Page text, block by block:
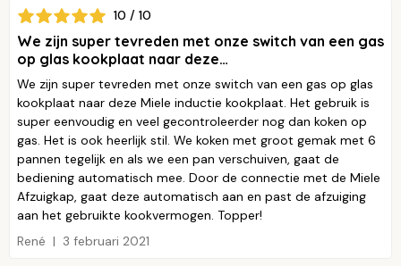
10 / 10
We zijn super tevreden met onze switch van een gas
op glas kookplaat naar deze…
We zijn super tevreden met onze switch van een gas op glas
kookplaat naar deze Miele inductie kookplaat. Het gebruik is
super eenvoudig en veel gecontroleerder nog dan koken op
gas. Het is ook heerlijk stil. We koken met groot gemak met 6
pannen tegelijk en als we een pan verschuiven, gaat de
bediening automatisch mee. Door de connectie met de Miele
Afzuigkap, gaat deze automatisch aan en past de afzuiging
aan het gebruikte kookvermogen. Topper!
René
3 februari 2021